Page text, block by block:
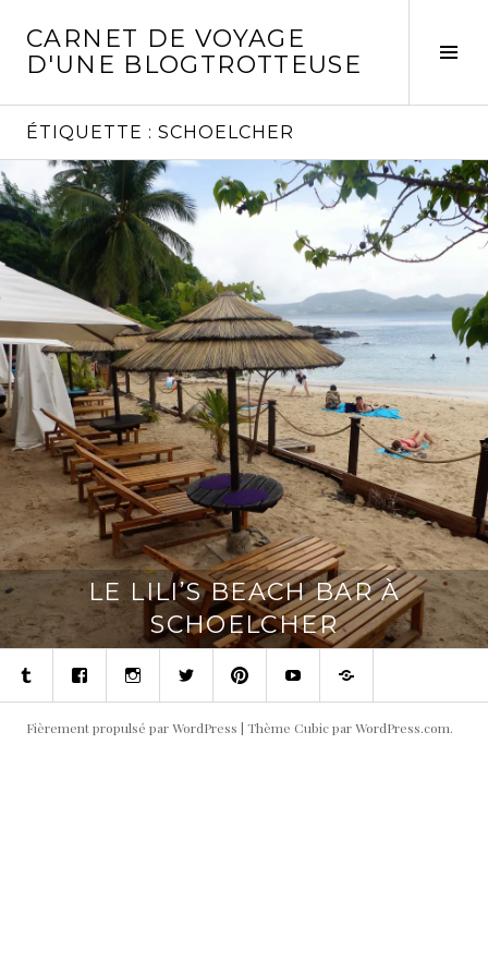
contenu
CARNET DE VOYAGE
D'UNE BLOGTROTTEUSE
ÉTIQUETTE : SCHOELCHER
LE LILI’S BEACH BAR À
SCHOELCHER
TumblrFacebookInstagramTwitterPinterestYoutubeContact
Fièrement propulsé par WordPress | Thème Cubic parWordPress.com.